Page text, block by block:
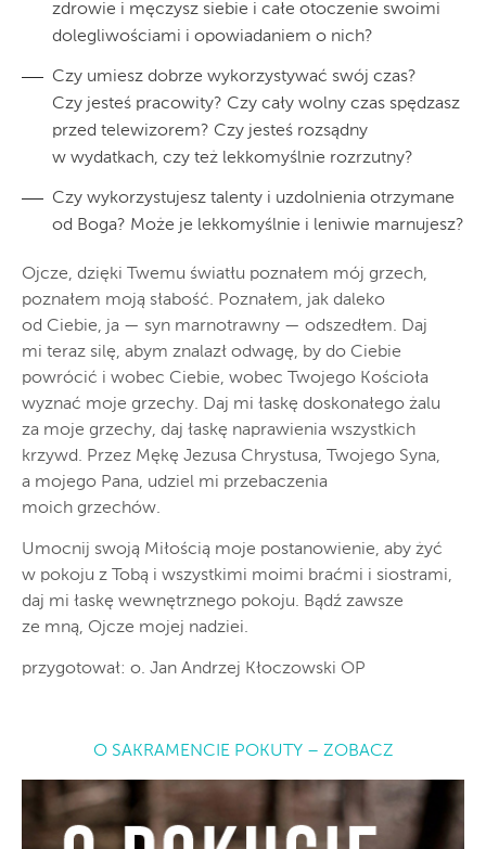
zdrowie i męczysz siebie i całe otoczenie swoimi
dolegliwościami i opowiadaniem o nich?
Czy umiesz dobrze wykorzystywać swój czas?
Czy jesteś pracowity? Czy cały wolny czas spędzasz
przed telewizorem? Czy jesteś rozsądny
w wydatkach, czy też lekkomyślnie rozrzutny?
Czy wykorzystujesz talenty i uzdolnienia otrzymane
od Boga? Może je lekkomyślnie i leniwie marnujesz?
Ojcze, dzięki Twemu światłu poznałem mój grzech,
poznałem moją słabość. Poznałem, jak daleko
od Ciebie, ja — syn marnotrawny — odszedłem. Daj
mi teraz silę, abym znalazł odwagę, by do Ciebie
powrócić i wobec Ciebie, wobec Twojego Kościoła
wyznać moje grzechy. Daj mi łaskę doskonałego żalu
za moje grzechy, daj łaskę naprawienia wszystkich
krzywd. Przez Mękę Jezusa Chrystusa, Twojego Syna,
a mojego Pana, udziel mi przebaczenia
moich grzechów.
Umocnij swoją Miłością moje postanowienie, aby żyć
w pokoju z Tobą i wszystkimi moimi braćmi i siostrami,
daj mi łaskę wewnętrznego pokoju. Bądź zawsze
ze mną, Ojcze mojej nadziei.
przygotował: o. Jan Andrzej Kłoczowski OP
O SAKRAMENCIE POKUTY – ZOBACZ